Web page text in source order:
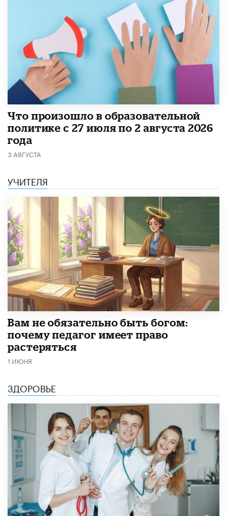
​Что произошло в образовательной
политике с 27 июля по 2 августа 2026
года
3 АВГУСТА
УЧИТЕЛЯ
​Вам не обязательно быть богом:
почему педагог имеет право
растеряться
1 ИЮНЯ
ЗДОРОВЬЕ